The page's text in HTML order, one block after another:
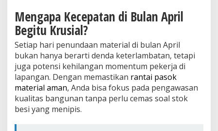
Mengapa Kecepatan di Bulan April
Begitu Krusial?
Setiap hari penundaan material di bulan April
bukan hanya berarti denda keterlambatan, tetapi
juga potensi kehilangan momentum pekerja di
lapangan. Dengan memastikan rantai pasok
material aman, Anda bisa fokus pada pengawasan
kualitas bangunan tanpa perlu cemas soal stok
besi yang menipis.